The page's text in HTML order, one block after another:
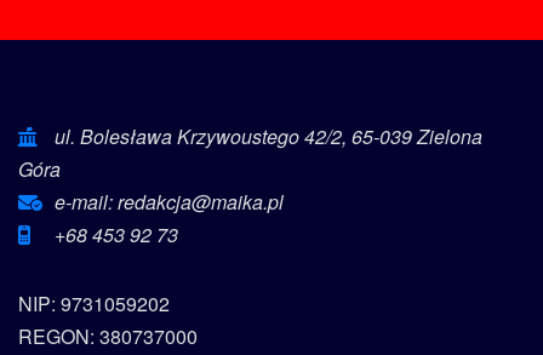
ul. Bolesława Krzywoustego 42/2, 65-039 Zielona
Góra
e-mail: redakcja@maika.pl
+68 453 92 73
NIP: 9731059202
REGON: 380737000